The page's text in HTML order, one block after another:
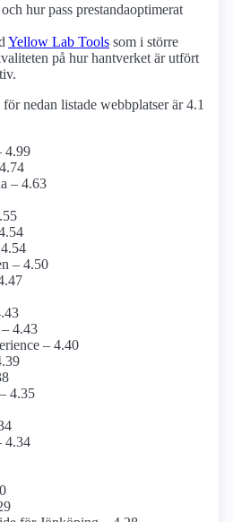
hur pass prestanda­optimerat
Yellow Lab Tools som i större
på hur hantverket är utfört
nedan listade webbplatser är 4.1
4.99
– 4.63
– 4.50
4.43
– 4.40
4.35
4.34